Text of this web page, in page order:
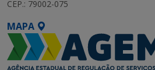
CEP.: 79002-075
MAPA